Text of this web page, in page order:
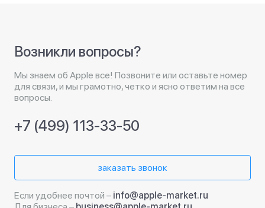
Возникли вопросы?
Мы знаем об Apple все! Позвоните или оставьте номер
для связи, и мы грамотно, четко и ясно ответим на все
вопросы.
+7 (499) 113-33-50
заказать звонок
Если удобнее почтой – info@apple-market.ru